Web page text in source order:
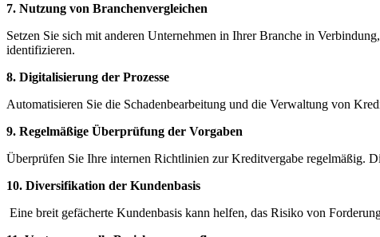
7. Nutzung ‌von Branchenvergleichen
Setzen ⁤Sie​ sich mit anderen Unternehmen ‍in Ihrer Branche in
‌identifizieren.
8. Digitalisierung der Prozesse
Automatisieren ‌Sie die Schadenbearbeitung und die Verwaltung von
9. Regelmäßige‌ Überprüfung ⁣der Vorgaben
Überprüfen Sie‌ Ihre internen Richtlinien zur Kreditvergabe regelmäßig.
10. Diversifikation der Kundenbasis
Eine breit gefächerte Kundenbasis kann helfen, das Risiko von